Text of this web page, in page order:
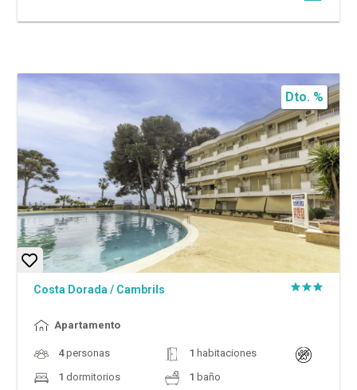
Dto. %
Costa Dorada / Cambrils
Apartamento
4personas 1 habitaciones
1 dormitorios 1 baño